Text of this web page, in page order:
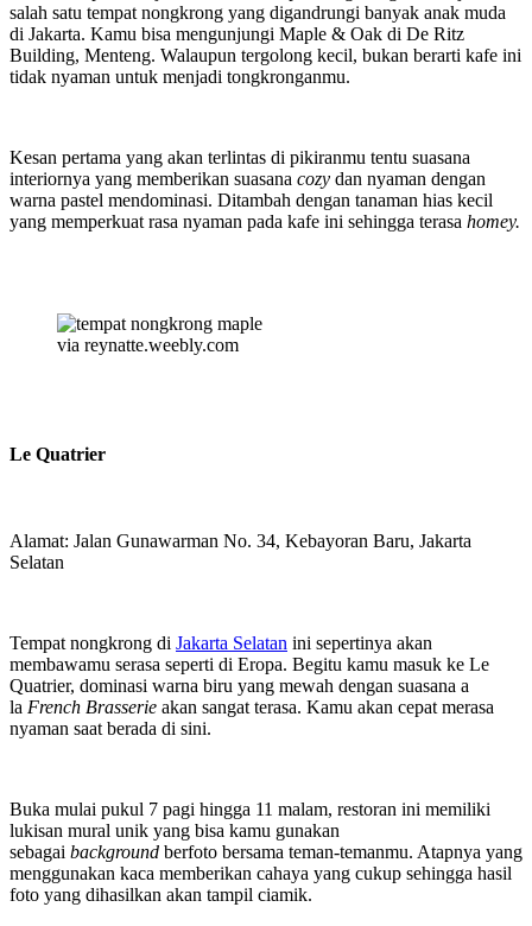
salah satu tempat nongkrong yang digandrungi banyak anak muda
di Jakarta. Kamu bisa mengunjungi Maple & Oak di De Ritz
Building, Menteng. Walaupun tergolong kecil, bukan berarti kafe ini
tidak nyaman untuk menjadi tongkronganmu.
Kesan pertama yang akan terlintas di pikiranmu tentu suasana
interiornya yang memberikan suasana cozy dan nyaman dengan
warna pastel mendominasi. Ditambah dengan tanaman hias kecil
yang memperkuat rasa nyaman pada kafe ini sehingga terasa homey.
via reynatte.weebly.com
Le Quatrier
Alamat: Jalan Gunawarman No. 34, Kebayoran Baru, Jakarta
Selatan
Tempat nongkrong di Jakarta Selatan ini sepertinya akan
membawamu serasa seperti di Eropa. Begitu kamu masuk ke Le
Quatrier, dominasi warna biru yang mewah dengan suasana a
la French Brasserie akan sangat terasa. Kamu akan cepat merasa
nyaman saat berada di sini.
Buka mulai pukul 7 pagi hingga 11 malam, restoran ini memiliki
lukisan mural unik yang bisa kamu gunakan
sebagai background berfoto bersama teman-temanmu. Atapnya yang
menggunakan kaca memberikan cahaya yang cukup sehingga hasil
foto yang dihasilkan akan tampil ciamik.